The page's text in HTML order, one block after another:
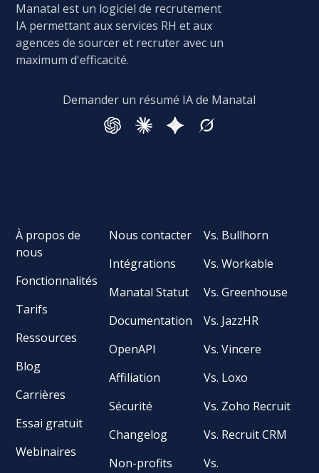
Manatal est un logiciel de recrutement
IA permettant aux services RH et aux
agences de sourcer et recruter avec un
maximum d'efficacité.
Demander un résumé IA de Manatal
À propos de
nous
Fonctionnalités
Tarifs
Ressources
Blog
Carrières
Essai gratuit
Webinaires
Nous contacter
Intégrations
Manatal Statut
Documentation
OpenAPI
Affiliation
Sécurité
Changelog
Non-profits
Vs. Bullhorn
Vs. Workable
Vs. Greenhouse
Vs. JazzHR
Vs. Vincere
Vs. Loxo
Vs. Zoho Recruit
Vs. Recruit CRM
Vs.